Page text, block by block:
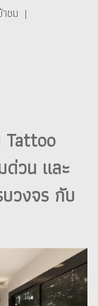
ชม |
Tattoo
ด่วน และ
วงจร กับ